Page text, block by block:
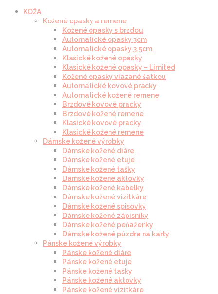
KOŽA
Kožené opasky a remene
Kožené opasky s brzdou
Automatické opasky 3cm
Automatické opasky 3.5cm
Klasické kožené opasky
Klasické kožené opasky – Limited
Kožené opasky viazané šatkou
Automatické kovové pracky
Automatické kožené remene
Brzdové kovové pracky
Brzdové kožené remene
Klasické kovové pracky
Klasické kožené remene
Dámske kožené výrobky
Dámske kožené diáre
Dámske kožené etuje
Dámske kožené tašky
Dámske kožené aktovky
Dámske kožené kabelky
Dámske kožené vizitkáre
Dámske kožené spisovky
Dámske kožené zápisníky
Dámske kožené peňaženky
Dámske kožené púzdra na karty
Pánske kožené výrobky
Pánske kožené diáre
Pánske kožené etuje
Pánske kožené tašky
Pánske kožené aktovky
Pánske kožené vizitkáre